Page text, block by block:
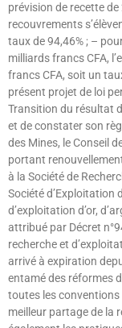
prévision de recette
recouvrements
taux de 94,46% ; –
milliards francs CFA,
francs CFA, soit un
présent projet de loi
Transition du résultat
et de constater son
des Mines, le Conseil
portant
à la Société de
Société d’Exploitation
d’exploitation d’or,
attribué par Décret
recherche et
arrivé à expiration
entamé des réformes
toutes les conventions
meilleur partage de la